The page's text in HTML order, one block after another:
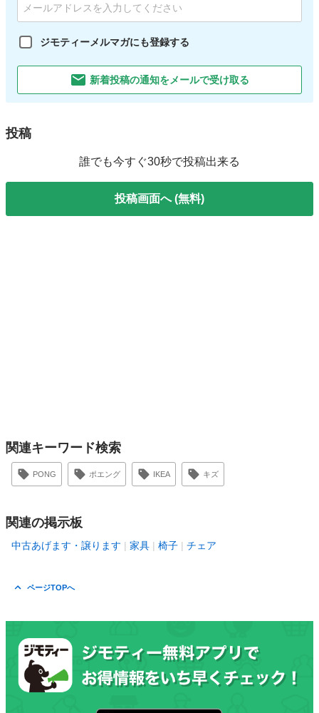
ジモティーメルマガにも登録する
新着投稿の通知をメールで受け取る
投稿
誰でも今すぐ30秒で投稿出来る
投稿画面へ (無料)
関連キーワード検索
PONG ポエング IKEA キズ
関連の掲示板
中古あげます・譲ります 家具 椅子 チェア
ページTOPへ